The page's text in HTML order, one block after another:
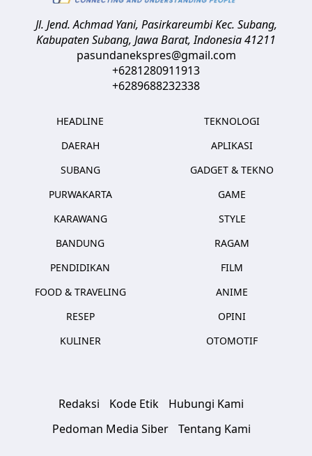
Jl. Jend. Achmad Yani, Pasirkareumbi Kec. Subang,
Kabupaten Subang, Jawa Barat,Indonesia41211
pasundanekspres@gmail.com
+6281280911913
+6289688232338
HEADLINE
DAERAH
SUBANG
PURWAKARTA
KARAWANG
BANDUNG
PENDIDIKAN
FOOD & TRAVELING
RESEP
KULINER
TEKNOLOGI
APLIKASI
GADGET & TEKNO
GAME
STYLE
RAGAM
FILM
ANIME
OPINI
OTOMOTIF
Redaksi Kode Etik
Hubungi Kami
Pedoman Media Siber
Tentang Kami